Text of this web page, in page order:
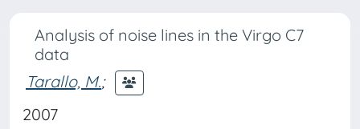
Analysis of noise lines in the Virgo C7
data
Tarallo, M.;
2007